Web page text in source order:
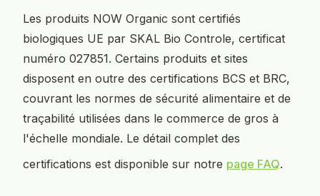
Les produits NOW Organic sont certifiés
biologiques UE par SKAL Bio Controle, certificat
numéro 027851. Certains produits et sites
disposent en outre des certifications BCS et BRC,
couvrant les normes de sécurité alimentaire et de
traçabilité utilisées dans le commerce de gros à
l'échelle mondiale. Le détail complet des
certifications est disponible sur notre page FAQ.